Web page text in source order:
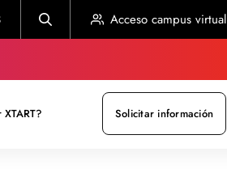
Acceso campus virtual
Solicitar información